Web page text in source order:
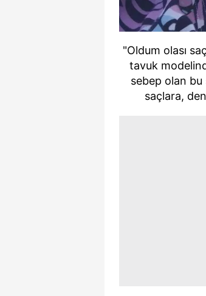
"Oldum olası
tavuk
sebep olan
saçlara,